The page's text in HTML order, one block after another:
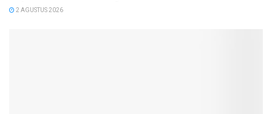
2 AGUSTUS 2026